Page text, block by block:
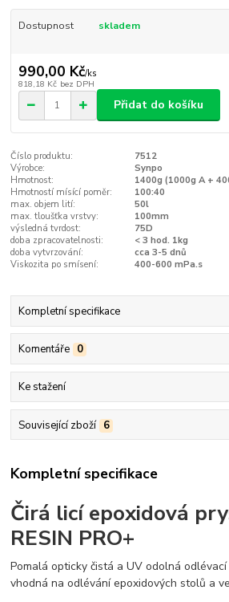
Dostupnost skladem
990,00 Kč/ks
818,18 Kč bez DPH
Přidat do košíku
Číslo produktu:
7512
Výrobce:
Synpo
Hmotnost:
1400g (1000g A +
Hmotností mísící poměr:
100:40
max. objem lití:
50l
max. tloušťka vrstvy:
100mm
výsledná tvrdost:
75D
doba zpracovatelnosti:
< 3 hod. 1kg
doba vytvrzování:
cca 3-5 dnů
Viskozita po smísení:
400-600 mPa.s
Kompletní specifikace
Komentáře 0
Ke stažení
Související zboží 6
Kompletní specifikace
Čirá licí epoxidová
RESIN PRO+
Pomalá opticky čistá a UV odolná
vhodná na odlévání epoxidových stolů a